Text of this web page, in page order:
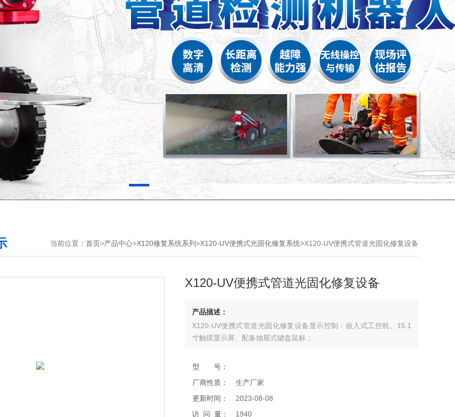
当前位置： 首页>产品中心>X120修复系统系列>X120-UV便携式光固化修复系统>X120-UV便携式管道光固化修复设备
X120-UV便携式管道光固化修复设备
产品描述：
X120-UV便携式管道光固化修复设备显示控制：嵌入式工控机、15.1
寸触摸显示屏、配备抽屉式键盘鼠标；
型 号：
厂商性质：
生产厂家
更新时间：
2023-08-08
访 问 量：
1940